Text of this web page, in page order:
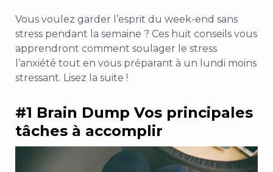
Vous voulez garder l’esprit du week-end sans
stress pendant la semaine ? Ces huit conseils vous
apprendront comment soulager le stress
l’anxiété tout en vous préparant à un lundi moins
stressant. Lisez la suite !
#1 Brain Dump Vos principales
tâches à accomplir